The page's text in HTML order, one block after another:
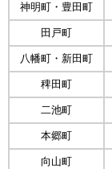
神明町・豊田町
田戸町
八幡町・新田町
稗田町
二池町
本郷町
向山町